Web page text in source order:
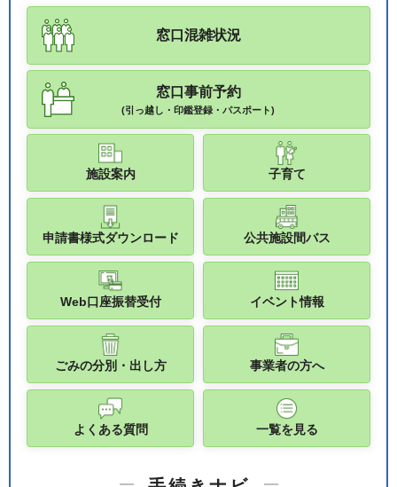
窓口混雑状況
窓口事前予約
(引っ越し・印鑑登録・パスポート)
施設案内 子育て
申請書様式ダウンロード 公共施設間バス
Web口座振替受付 イベント情報
ごみの分別・出し方 事業者の方へ
よくある質問 一覧を見る